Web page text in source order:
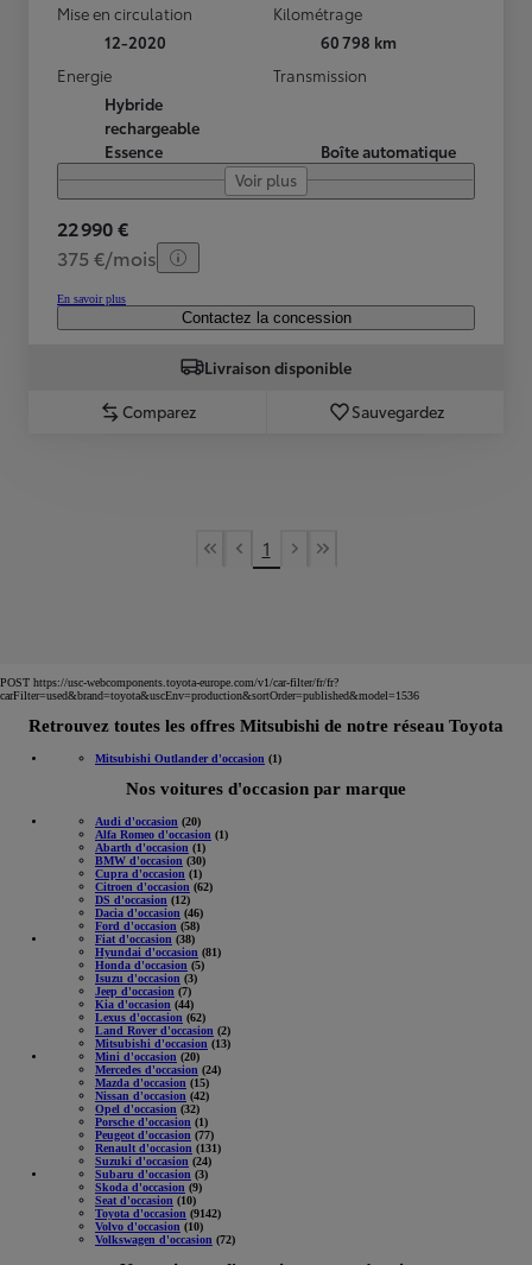
Mise en circulation
12-2020
Kilométrage
60 798 km
Energie
Hybride
rechargeable
Essence
Transmission
Boîte automatique
Voir plus
22 990 €
375 €/mois
En savoir plus
Contactez la concession
Livraison disponible
Comparez Sauvegardez
First Page
Previous page
1
Next page
Last Page
POST https://usc-webcomponents.toyota-europe.com/v1/car-filter/fr/fr?
carFilter=used&brand=toyota&uscEnv=production&sortOrder=published&model=1536
Retrouvez toutes les offres Mitsubishi de notre réseau Toyota
Mitsubishi Outlander d'occasion (1)
Nos voitures d'occasion par marque
Audi d'occasion (20)
Alfa Romeo d'occasion (1)
Abarth d'occasion (1)
BMW d'occasion (30)
Cupra d'occasion (1)
Citroen d'occasion (62)
DS d'occasion (12)
Dacia d'occasion (46)
Ford d'occasion (58)
Fiat d'occasion (38)
Hyundai d'occasion (81)
Honda d'occasion (5)
Isuzu d'occasion (3)
Jeep d'occasion (7)
Kia d'occasion (44)
Lexus d'occasion (62)
Land Rover d'occasion (2)
Mitsubishi d'occasion (13)
Mini d'occasion (20)
Mercedes d'occasion (24)
Mazda d'occasion (15)
Nissan d'occasion (42)
Opel d'occasion (32)
Porsche d'occasion (1)
Peugeot d'occasion (77)
Renault d'occasion (131)
Suzuki d'occasion (24)
Subaru d'occasion (3)
Skoda d'occasion (9)
Seat d'occasion (10)
Toyota d'occasion (9142)
Volvo d'occasion (10)
Volkswagen d'occasion (72)